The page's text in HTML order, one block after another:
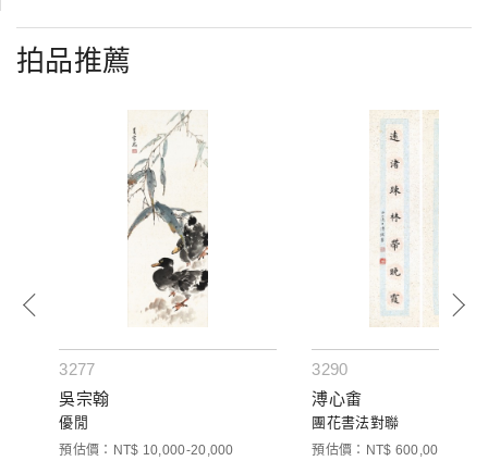
拍品推薦
3277
吳宗翰
優閒
預估價：NT$ 10,000-20,000
3290
溥心畬
團花書法對聯
預估價：NT$ 600,000-